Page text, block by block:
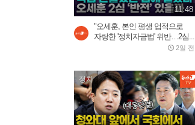
11:48
"오세훈, 본인 평생 업적으로
자랑한 '정치자금법' 위반…2심...
2일 전
정치